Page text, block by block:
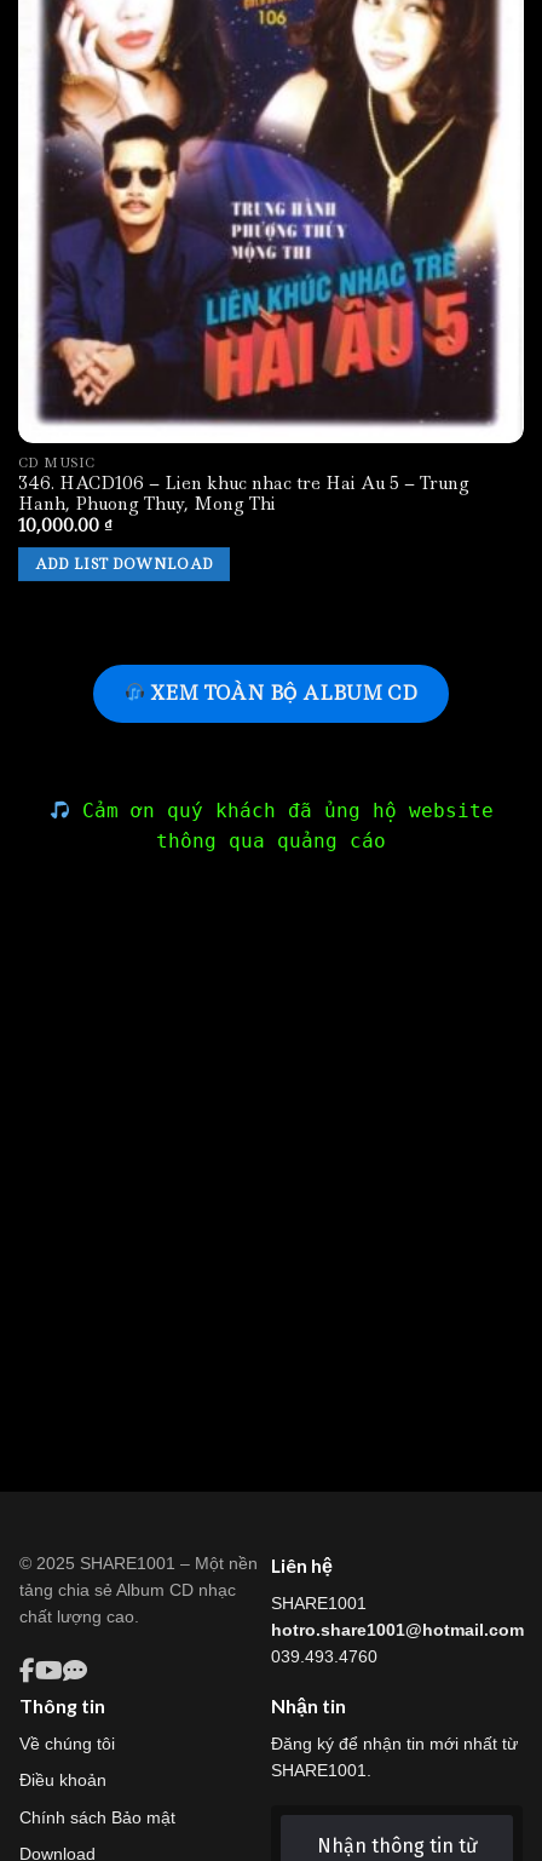
CD MUSIC
346. HACD106 – Lien khuc nhac tre Hai Au 5 – Trung
Hanh, Phuong Thuy, Mong Thi
10,000.00 ₫
ADD LIST DOWNLOAD
XEM TOÀN BỘ ALBUM CD
Cảm ơn quý khách đã ủng hộ website
thông qua quảng cáo
© 2025 SHARE1001 – Một nền
tảng chia sẻ Album CD nhạc
chất lượng cao.
Liên hệ
SHARE1001
hotro.share1001@hotmail.com
039.493.4760
Thông tin
Về chúng tôi
Điều khoản
Chính sách Bảo mật
Download
Nhận tin
Đăng ký để nhận tin mới nhất từ
SHARE1001.
Nhận thông tin từ